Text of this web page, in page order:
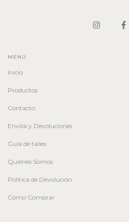
MENÚ
Inicio
Productos
Contacto
Envíos y Devoluciones
Guía de talles
Quiénes Somos
Política de Devolución
Cómo Comprar